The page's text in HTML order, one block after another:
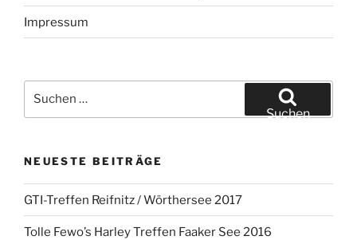
Impressum
nach:
Suchen
NEUESTE BEITRÄGE
GTI-Treffen Reifnitz / Wörthersee 2017
Tolle Fewo’s Harley Treffen Faaker See 2016